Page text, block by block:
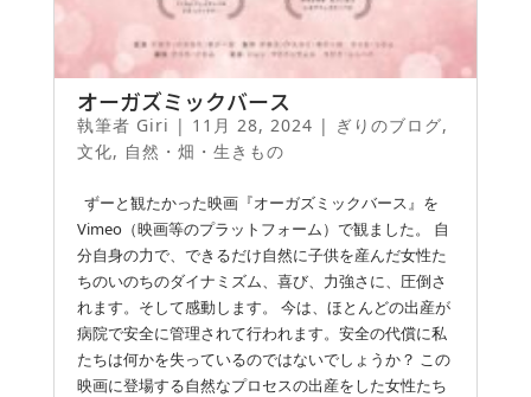
オーガズミックバース
執筆者 Giri | 11月 28, 2024 | ぎりのブログ,
文化, 自然・畑・生きもの
ずーと観たかった映画『オーガズミックバース』を
Vimeo（映画等のプラットフォーム）で観ました。 自
分自身の力で、できるだけ自然に子供を産んだ女性た
ちのいのちのダイナミズム、喜び、力強さに、圧倒さ
れます。そして感動します。 今は、ほとんどの出産が
病院で安全に管理されて行われます。安全の代償に私
たちは何かを失っているのではないでしょうか？ この
映画に登場する自然なプロセスの出産をした女性たち